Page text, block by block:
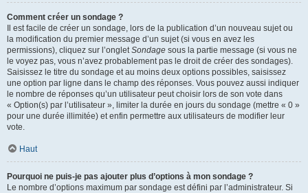
Comment créer un sondage ?
Il est facile de créer un sondage, lors de la publication d’un nouveau sujet ou
la modification du premier message d’un sujet (si vous en avez les
permissions), cliquez sur l’ongletSondage sous la partie message (si vous ne
le voyez pas, vous n’avez probablement pas le droit de créer des sondages).
Saisissez le titre du sondage et au moins deux options possibles, saisissez
une option par ligne dans le champ des réponses. Vous pouvez aussi indiquer
le nombre de réponses qu’un utilisateur peut choisir lors de son vote dans
« Option(s) par l’utilisateur », limiter la durée en jours du sondage (mettre « 0 »
pour une durée illimitée) et enfin permettre aux utilisateurs de modifier leur
vote.
Haut
Pourquoi ne puis-je pas ajouter plus d’options à mon sondage ?
Le nombre d’options maximum par sondage est défini par l’administrateur. Si